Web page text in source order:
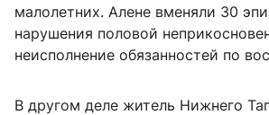
малолетних. Алене вменяли 30
нарушения половой
неисполнение обязанностей по
В другом деле житель Нижнего